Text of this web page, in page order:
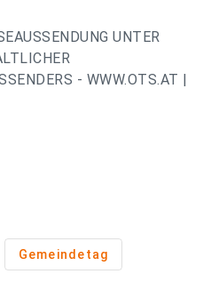
UNTER
- WWW.OTS.AT |
Gemeindetag